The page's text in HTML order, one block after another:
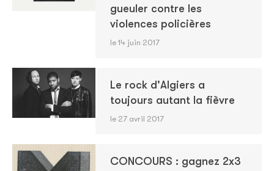
gueuler contre les
violences policières
le 14 juin 2017
Le rock d'Algiers a
toujours autant la fièvre
le 27 avril 2017
CONCOURS : gagnez 2x3